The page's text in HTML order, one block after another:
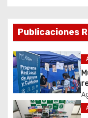
g
a
c
i
Publicaciones